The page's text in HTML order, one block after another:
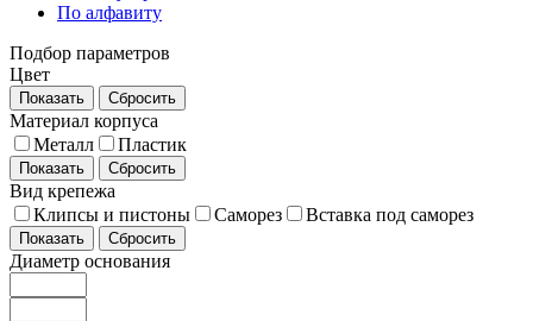
По алфавиту
Подбор параметров
Цвет
Показать Сбросить
Материал корпуса
Металл
Пластик
Показать Сбросить
Вид крепежа
Клипсы и пистоны
Саморез Вставка под саморез
Показать Сбросить
Диаметр основания